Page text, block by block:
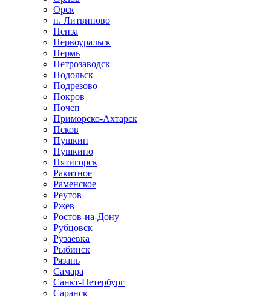
Орск
п. Литвиново
Пенза
Первоуральск
Пермь
Петрозаводск
Подольск
Подрезово
Покров
Почеп
Приморско-Ахтарск
Псков
Пушкин
Пушкино
Пятигорск
Ракитное
Раменское
Реутов
Ржев
Ростов-на-Дону
Рубцовск
Рузаевка
Рыбинск
Рязань
Самара
Санкт-Петербург
Саранск